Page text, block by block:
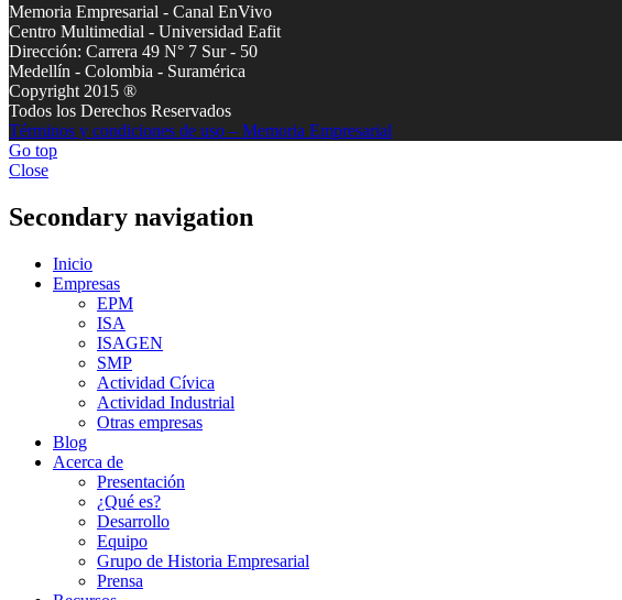
Memoria Empresarial - Canal EnVivo
Centro Multimedial - Universidad Eafit
Dirección: Carrera 49 N° 7 Sur - 50
Medellín - Colombia - Suramérica
Copyright 2015 ®
Todos los Derechos Reservados
Términos y condiciones de uso – Memoria Empresarial
Go top
Close
Secondary navigation
Inicio
Empresas
EPM
ISA
ISAGEN
SMP
Actividad Cívica
Actividad Industrial
Otras empresas
Blog
Acerca de
Presentación
¿Qué es?
Desarrollo
Equipo
Grupo de Historia Empresarial
Prensa